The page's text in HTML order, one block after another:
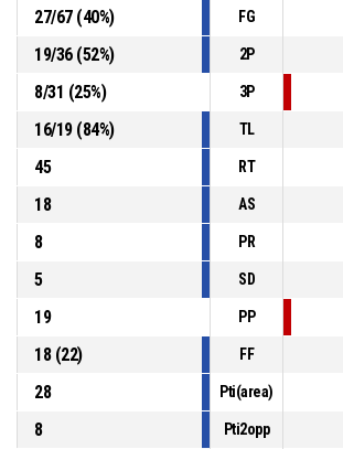
12, Parmesani F.
P4 00:44
1, Brzonova E. , Fallo personale
27/67(40%) FG
19/36(52%) 2P
8/31 (25%) 3P
16/19(84%) TL
45
RT
18
AS
8
PR
5
SD
19
PP
18(22) FF
28
Pti(area)
8
Pti2opp